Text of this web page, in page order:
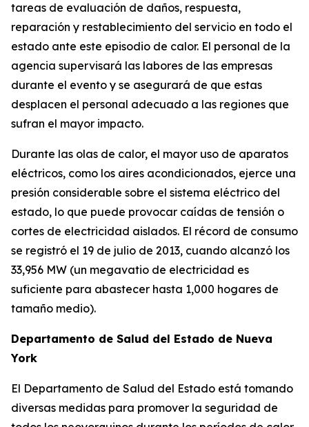
tareas de evaluación de daños, respuesta,
reparación y restablecimiento del servicio en todo el
estado ante este episodio de calor. El personal de la
agencia supervisará las labores de las empresas
durante el evento y se asegurará de que estas
desplacen el personal adecuado a las regiones que
sufran el mayor impacto.
Durante las olas de calor, el mayor uso de aparatos
eléctricos, como los aires acondicionados, ejerce una
presión considerable sobre el sistema eléctrico del
estado, lo que puede provocar caídas de tensión o
cortes de electricidad aislados. El récord de consumo
se registró el 19 de julio de 2013, cuando alcanzó los
33,956 MW (un megavatio de electricidad es
suficiente para abastecer hasta 1,000 hogares de
tamaño medio).
Departamento de Salud del Estado de Nueva
York
El Departamento de Salud del Estado está tomando
diversas medidas para promover la seguridad de